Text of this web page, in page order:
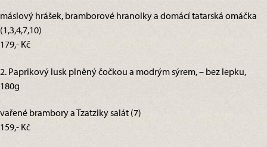
máslový hrášek, bramborové hranolky a domácí tatarská omáčka
(1,3,4,7,10)
179,- Kč
2. Paprikový lusk plněný čočkou a modrým sýrem, – bez lepku,
180g
vařené brambory a Tzatziky salát (7)
159,- Kč